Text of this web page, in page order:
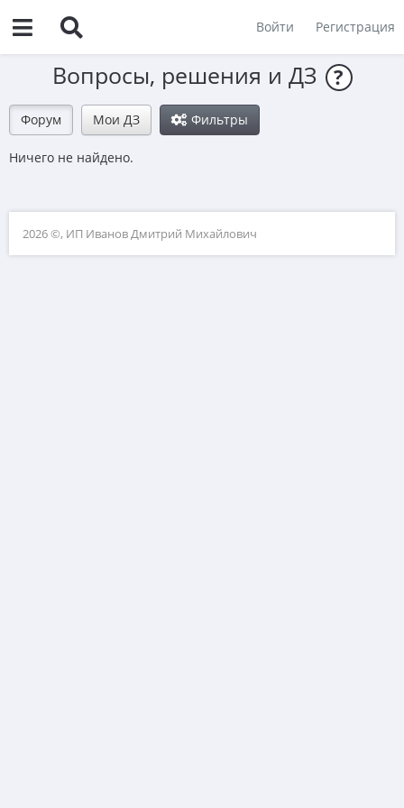
Войти Регистрация
Вопросы, решения и ДЗ ?
Форум Мои ДЗ Фильтры
Ничего не найдено.
2026 ©, ИП Иванов Дмитрий Михайлович